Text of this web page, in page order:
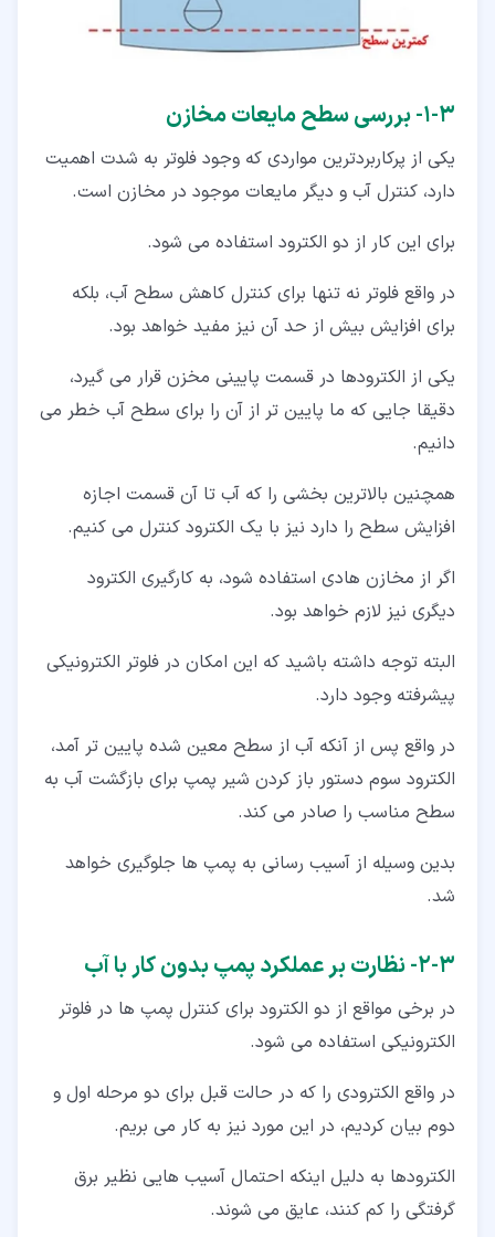
۳‏-‏۱‏- بررسی سطح مایعات مخازن
یکی از پرکاربردترین مواردی که وجود فلوتر به شدت اهمیت
دارد، کنترل آب و دیگر مایعات موجود در مخازن است.
برای این کار از دو الکترود استفاده می شود.
در واقع فلوتر نه تنها برای کنترل کاهش سطح آب، بلکه
برای افزایش بیش از حد آن نیز مفید خواهد بود.
یکی از الکترودها در قسمت پایینی مخزن قرار می گیرد،
دقیقا جایی که ما پایین تر از آن را برای سطح آب خطر می
دانیم.
همچنین بالاترین بخشی را که آب تا آن قسمت اجازه
افزایش سطح را دارد نیز با یک الکترود کنترل می کنیم.
اگر از مخازن هادی استفاده شود، به کارگیری الکترود
دیگری نیز لازم خواهد بود.
البته توجه داشته باشید که این امکان در فلوتر الکترونیکی
پیشرفته وجود دارد.
در واقع پس از آنکه آب از سطح معین شده پایین تر آمد،
الکترود سوم دستور باز کردن شیر پمپ برای بازگشت آب به
سطح مناسب را صادر می کند.
بدین وسیله از آسیب رسانی به پمپ ها جلوگیری خواهد
شد.
۳‏-‏۲‏- نظارت بر عملکرد پمپ بدون کار با آب
در برخی مواقع از دو الکترود برای کنترل پمپ ها در فلوتر
الکترونیکی استفاده می شود.
در واقع الکترودی را که در حالت قبل برای دو مرحله اول و
دوم بیان کردیم، در این مورد نیز به کار می بریم.
الکترودها به دلیل اینکه احتمال آسیب هایی نظیر برق
گرفتگی را کم کنند، عایق می شوند.